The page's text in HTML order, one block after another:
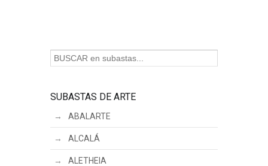
SUBASTAS DE ARTE
ABALARTE
ALCALÁ
ALETHEIA